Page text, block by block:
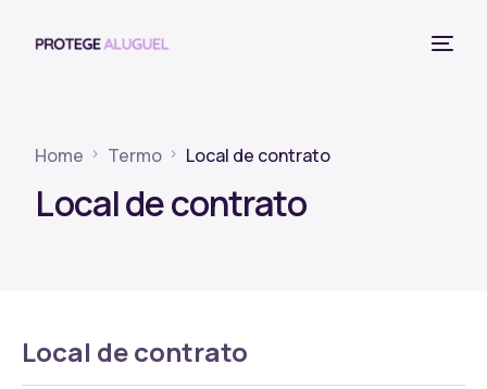
Home Termo Local de contrato
Local de contrato
Local de contrato